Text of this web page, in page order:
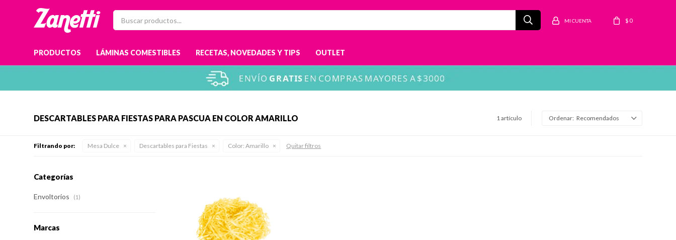
PRODUCTOS LÁMINAS COMESTIBLES RECETAS, NOVEDADES Y TIPS OUTLET
$ 0
DESCARTABLES PARA FIESTAS PARA PASCUA EN COLOR AMARILLO 1 artículo Recomendados
Filtrando por: Mesa Dulce Descartables para Fiestas Color: Amarillo Quitar filtros
Categorías
Envoltorios (1)
Marcas